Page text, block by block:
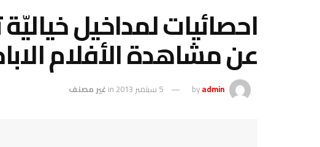
احصائيات لمداخيل
عن مشاهدة الأفلام
byadmin 5 سبتمبر 2013 in غير مصنف